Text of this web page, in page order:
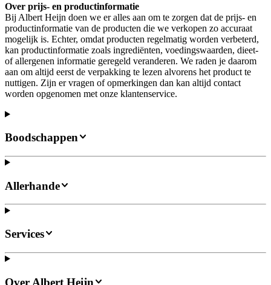
Over prijs- en productinformatie
Bij Albert Heijn doen we er alles aan om te zorgen dat de prijs- en
productinformatie van de producten die we verkopen zo accuraat
mogelijk is. Echter, omdat producten regelmatig worden verbeterd,
kan productinformatie zoals ingrediënten, voedingswaarden, dieet-
of allergenen informatie geregeld veranderen. We raden je daarom
aan om altijd eerst de verpakking te lezen alvorens het product te
nuttigen. Zijn er vragen of opmerkingen dan kan altijd contact
worden opgenomen met onze klantenservice.
Boodschappen
Allerhande
Services
Over Albert Heijn